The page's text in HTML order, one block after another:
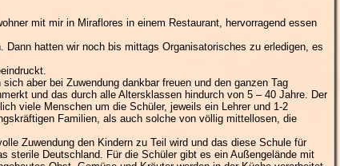
mit mir in Miraflores in einem Restaurant, hervorragend essen
hatten wir noch bis mittags Organisatorisches zu erledigen, es
aber bei Zuwendung dankbar freuen und den ganzen Tag
und das durch alle Altersklassen hindurch von 5 – 40 Jahre. Der
viele Menschen um die Schüler, jeweils ein Lehrer und 1-2
Familien, als auch solche von völlig mittellosen, die
Zuwendung den Kindern zu Teil wird und das diese Schule für
Deutschland. Für die Schüler gibt es ein Außengelände mit